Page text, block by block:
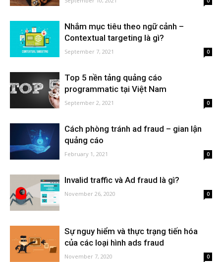
Nhắm mục tiêu theo ngữ cảnh –
Contextual targeting là gì?
September 7, 2021 0
Top 5 nền tảng quảng cáo
programmatic tại Việt Nam
September 2, 2021 0
Cách phòng tránh ad fraud – gian lận
quảng cáo
February 1, 2021 0
Invalid traffic và Ad fraud là gì?
November 26, 2020 0
Sự nguy hiểm và thực trạng tiến hóa
của các loại hình ads fraud
November 7, 2020 0